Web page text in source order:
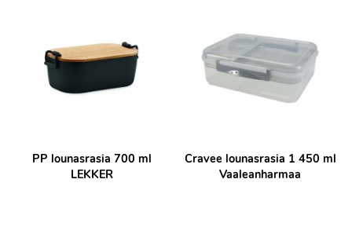
PP lounasrasia 700 ml
LEKKER
Cravee lounasrasia 1 450 ml
Vaaleanharmaa